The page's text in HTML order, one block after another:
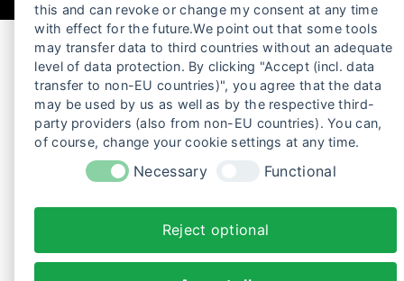
this and can revoke or change my consent at any time
with effect for the future.We point out that some tools
may transfer data to third countries without an adequate
level of data protection. By clicking "Accept (incl. data
transfer to non-EU countries)", you agree that the data
may be used by us as well as by the respective third-
party providers (also from non-EU countries). You can,
of course, change your cookie settings at any time.
Necessary Functional
Reject optional